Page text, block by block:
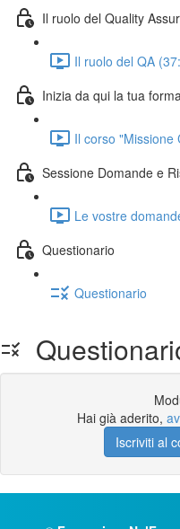
Il ruolo del Quality
Il ruolo del QA
Inizia da qui la tua
Il corso "Missione
Sessione Domande e
Le vostre
Questionario
Questionario
Hai già aderito,
Iscriviti al